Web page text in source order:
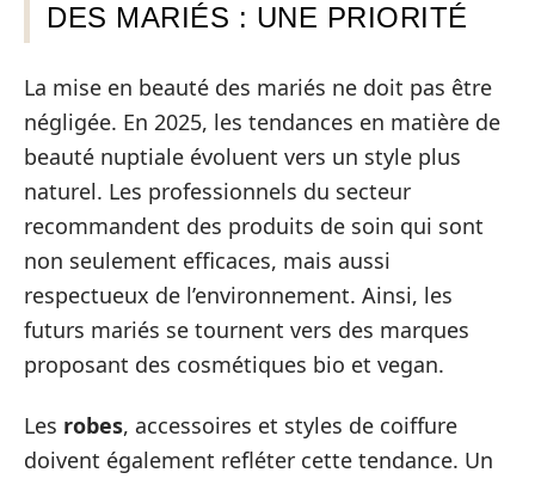
DES MARIÉS : UNE PRIORITÉ
La mise en beauté des mariés ne doit pas être
négligée. En 2025, les tendances en matière de
beauté nuptiale évoluent vers un style plus
naturel. Les professionnels du secteur
recommandent des produits de soin qui sont
non seulement efficaces, mais aussi
respectueux de l’environnement. Ainsi, les
futurs mariés se tournent vers des marques
proposant des cosmétiques bio et vegan.
Les robes, accessoires et styles de coiffure
doivent également refléter cette tendance. Un